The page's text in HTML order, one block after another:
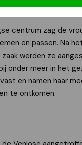
centrum zag de
en passen. Na
werden ze
onder meer in het
en namen haar
te ontkomen.